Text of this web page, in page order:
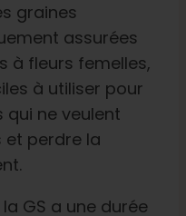
graines
assurées
à fleurs femelles,
à utiliser pour
qui ne veulent
et perdre la
GS a une durée